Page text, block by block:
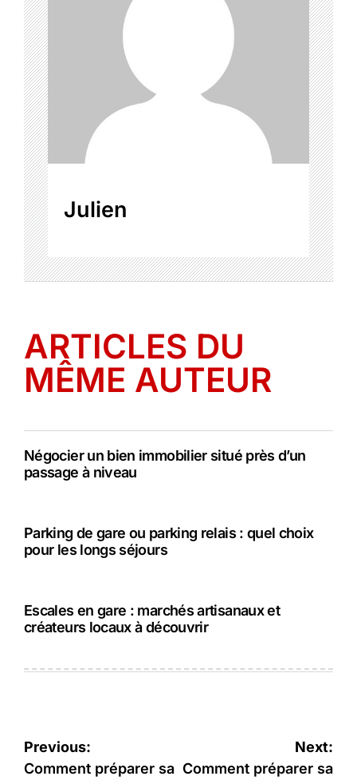
Julien
ARTICLES DU
MÊME AUTEUR
Négocier un bien immobilier situé près d’un
passage à niveau
Parking de gare ou parking relais : quel choix
pour les longs séjours
Escales en gare : marchés artisanaux et
créateurs locaux à découvrir
Navigation
de
Previous:
Comment préparer sa
Next:
Comment préparer sa